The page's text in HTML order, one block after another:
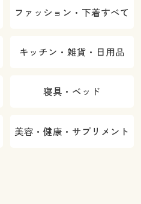
ファッション・下着すべて
キッチン・雑貨・日用品
寝具・ベッド
美容・健康・サプリメント